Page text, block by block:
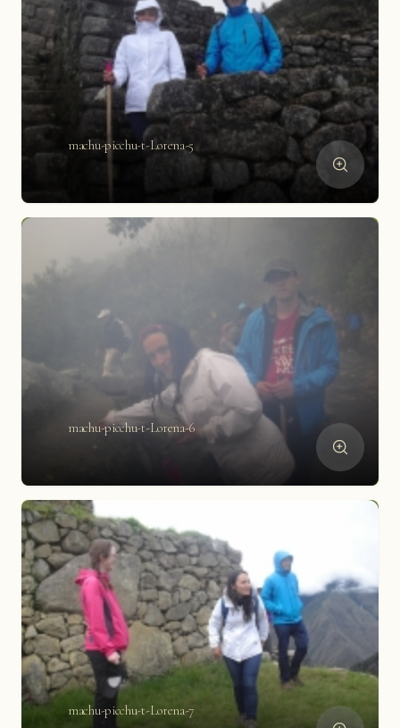
machu-picchu-t-Lorena-5
machu-picchu-t-Lorena-6
machu-picchu-t-Lorena-7